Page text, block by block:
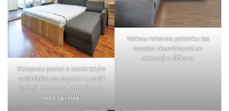
sklopnou postel s elektrickým
ovládáním lze doplnit i o další
úložný prostor v podobě polic
nebo skříněk.
velkou rohovou pohovku lze
snadno zkombinovat se
sklopným lůžkem.